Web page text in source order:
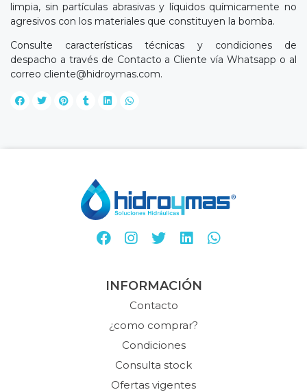
limpia, sin partículas abrasivas y líquidos químicamente no
agresivos con los materiales que constituyen la bomba.
Consulte características técnicas y condiciones de
despacho a través de Contacto a Cliente vía Whatsapp o al
correo cliente@hidroymas.com.
INFORMACIÓN
Contacto
¿como comprar?
Condiciones
Consulta stock
Ofertas vigentes